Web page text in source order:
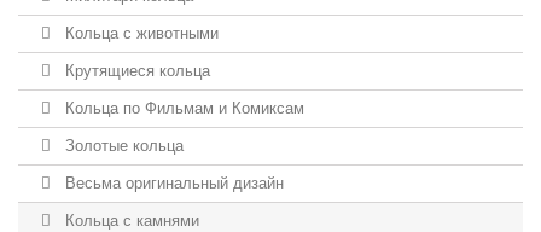
Кольца с животными
Крутящиеся кольца
Кольца по Фильмам и Комиксам
Золотые кольца
Весьма оригинальный дизайн
Кольца с камнями